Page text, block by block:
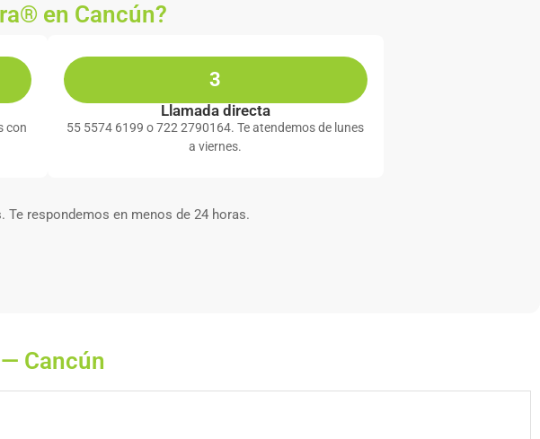
en Cancún?
con
3
Llamada directa
55 5574 6199 o 722 2790164. Te atendemos de lunes
a viernes.
respondemos en menos de 24 horas.
Cancún